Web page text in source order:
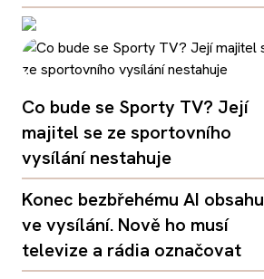
Co bude se Sporty TV? Její
majitel se ze sportovního
vysílání nestahuje
Konec bezbřehému AI obsahu
ve vysílání. Nově ho musí
televize a rádia označovat